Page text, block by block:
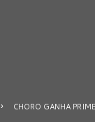
CHORO GANHA